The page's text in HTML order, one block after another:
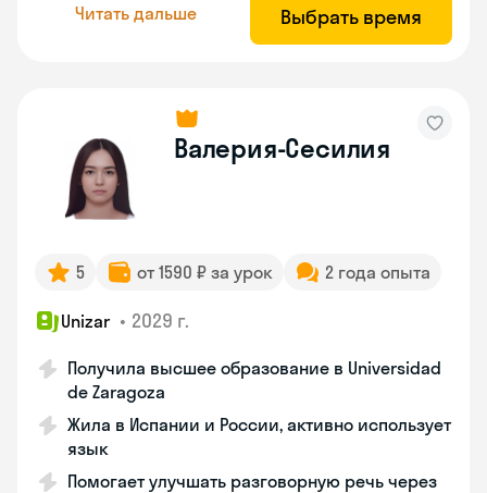
Читать дальше Выбрать время
Валерия-Сесилия
5 от 1590 ₽ за урок 2 года опыта
Unizar • 2029 г.
Получила высшее образование в Universidad
de Zaragoza
Жила в Испании и России, активно использует
язык
Помогает улучшать разговорную речь через